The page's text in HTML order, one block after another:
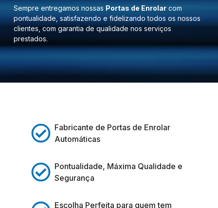
Sempre entregamos nossas Portas de Enrolar com
pontualidade, satisfazendo e fidelizando todos os nossos
clientes, com garantia de qualidade nos serviços
prestados.
Fabricante de Portas de Enrolar
Automáticas
Pontualidade, Máxima Qualidade e
Segurança
Escolha Perfeita para quem tem